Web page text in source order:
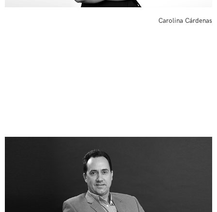
Carolina Cárdenas